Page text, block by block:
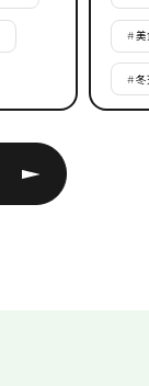
#美
#冬